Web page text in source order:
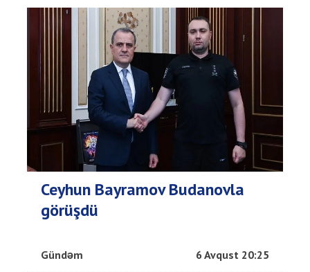
Ceyhun Bayramov Budanovla
görüşdü
Gündəm 6 Avqust 20:25